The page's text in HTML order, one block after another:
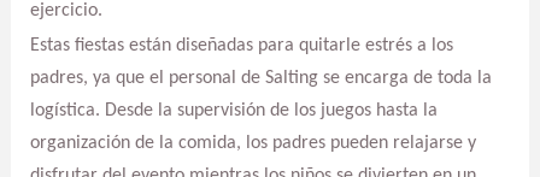
ejercicio.
Estas fiestas están diseñadas para quitarle estrés a los
padres, ya que el personal de Salting se encarga de toda la
logística. Desde la supervisión de los juegos hasta la
organización de la comida, los padres pueden relajarse y